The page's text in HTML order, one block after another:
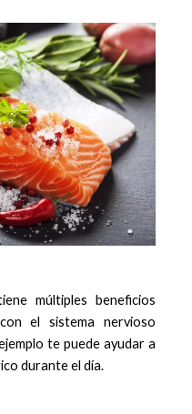
múltiples beneficios
el sistema nervioso
te puede ayudar a
durante el día.